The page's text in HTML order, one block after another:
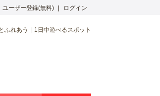
ユーザー登録(無料) ログイン
ふれあう 1日中遊べるスポット